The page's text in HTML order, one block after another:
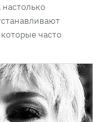
часто